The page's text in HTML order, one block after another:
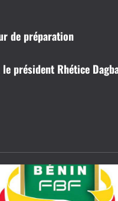
de préparation
président Rhétice